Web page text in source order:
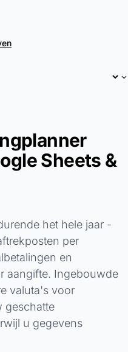
Sheets &
het hele jaar -
per
en
aangifte. Ingebouwde
valuta's voor
geschatte
u gegevens